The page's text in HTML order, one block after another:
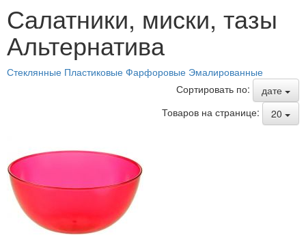
Салатники, миски, тазы
Альтернатива
Стеклянные Пластиковые Фарфоровые Эмалированные
Сортировать по:
дате
Товаров на странице:
20